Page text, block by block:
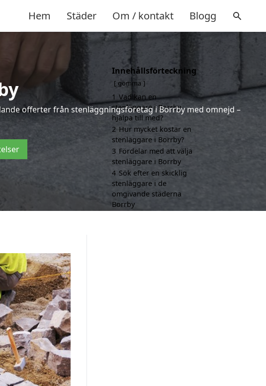
Hem Städer Om / kontakt Blogg
offerter från stenläggningsföretag i Borrby med omnejd –
Innehållsförteckning
gömma
1 Vad kan en
stenläggare i Borrby
hjälpa till med?
2 Hur mycket kostar en
stenläggare i Borrby?
3 Fördelar med att välja
stenläggare i Borrby
4 Sök efter en skicklig
stenläggare i de
omgivande städerna
Borrby